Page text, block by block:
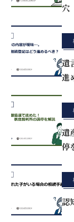
穴
遺
進
遺
停
認